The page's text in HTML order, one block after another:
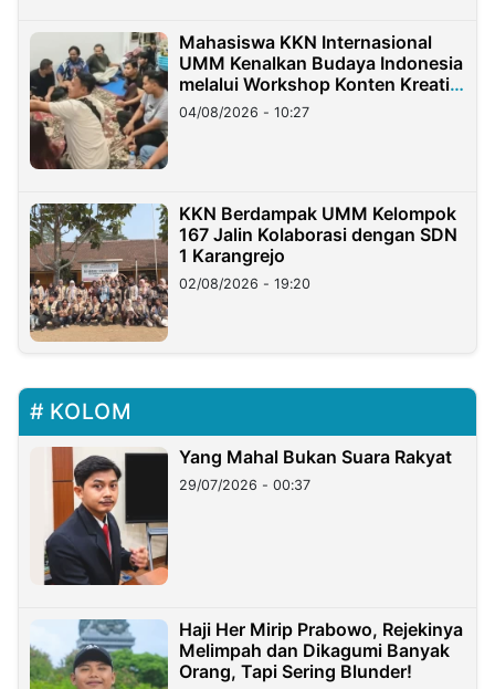
Mahasiswa KKN Internasional
UMM Kenalkan Budaya Indonesia
melalui Workshop Konten Kreatif
di Taiwan
04/08/2026 - 10:27
KKN Berdampak UMM Kelompok
167 Jalin Kolaborasi dengan SDN
1 Karangrejo
02/08/2026 - 19:20
KOLOM
Yang Mahal Bukan Suara Rakyat
29/07/2026 - 00:37
Haji Her Mirip Prabowo, Rejekinya
Melimpah dan Dikagumi Banyak
Orang, Tapi Sering Blunder!